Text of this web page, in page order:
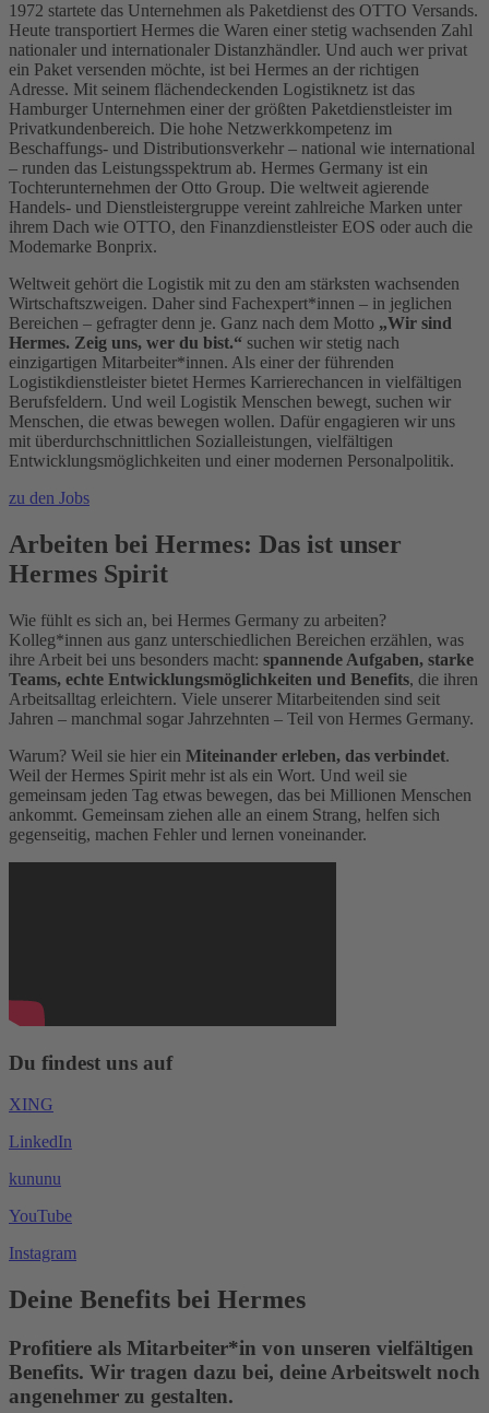
1972 startete das Unternehmen als Paketdienst des OTTO Versands.
Heute transportiert Hermes die Waren einer stetig wachsenden Zahl
nationaler und internationaler Distanzhändler. Und auch wer privat
ein Paket versenden möchte, ist bei Hermes an der richtigen
Adresse. Mit seinem flächendeckenden Logistiknetz ist das
Hamburger Unternehmen einer der größten Paketdienstleister im
Privatkundenbereich. Die hohe Netzwerkkompetenz im
Beschaffungs- und Distributionsverkehr – national wie international
– runden das Leistungsspektrum ab. Hermes Germany ist ein
Tochterunternehmen der Otto Group. Die weltweit agierende
Handels- und Dienstleistergruppe vereint zahlreiche Marken unter
ihrem Dach wie OTTO, den Finanzdienstleister EOS oder auch die
Modemarke Bonprix.
Weltweit gehört die Logistik mit zu den am stärksten wachsenden
Wirtschaftszweigen. Daher sind Fachexpert*innen – in jeglichen
Bereichen – gefragter denn je. Ganz nach dem Motto „Wir sind
Hermes. Zeig uns, wer du bist.“ suchen wir stetig nach
einzigartigen Mitarbeiter*innen. Als einer der führenden
Logistikdienstleister bietet Hermes Karrierechancen in vielfältigen
Berufsfeldern. Und weil Logistik Menschen bewegt, suchen wir
Menschen, die etwas bewegen wollen. Dafür engagieren wir uns
mit überdurchschnittlichen Sozialleistungen, vielfältigen
Entwicklungsmöglichkeiten und einer modernen Personalpolitik.
zu den Jobs
Arbeiten bei Hermes: Das ist unser
Hermes Spirit
Wie fühlt es sich an, bei Hermes Germany zu arbeiten?
Kolleg*innen aus ganz unterschiedlichen Bereichen erzählen, was
ihre Arbeit bei uns besonders macht: spannende Aufgaben, starke
Teams, echte Entwicklungsmöglichkeiten und Benefits, die ihren
Arbeitsalltag erleichtern. Viele unserer Mitarbeitenden sind seit
Jahren – manchmal sogar Jahrzehnten – Teil von Hermes Germany.
Warum? Weil sie hier ein Miteinander erleben, das verbindet.
Weil der Hermes Spirit mehr ist als ein Wort. Und weil sie
gemeinsam jeden Tag etwas bewegen, das bei Millionen Menschen
ankommt. Gemeinsam ziehen alle an einem Strang, helfen sich
gegenseitig, machen Fehler und lernen voneinander.
Du findest uns auf
XING
LinkedIn
kununu
YouTube
Instagram
Deine Benefits bei Hermes
Profitiere als Mitarbeiter*in von unseren vielfältigen
Benefits. Wir tragen dazu bei, deine Arbeitswelt noch
angenehmer zu gestalten.